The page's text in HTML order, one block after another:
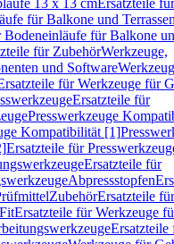
13 x 13 cmErsatzteile
für Balkone und
Bodeneinläufe für Balkone
für ZubehörWerkzeuge,
und Software
für Werkzeuge für
Ersatzteile für
Presswerkzeuge
Kompatibilität [1]
Ersatzteile für
Ersatzteile für
Abpressstopfen
ZubehörErsatzteile
Ersatzteile für Werkzeuge
Ersatzteile